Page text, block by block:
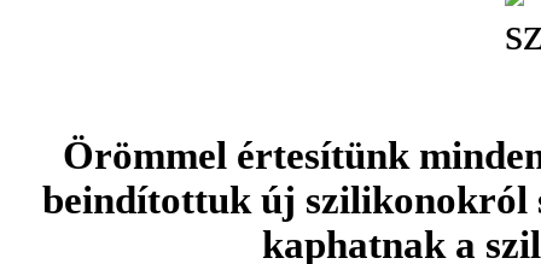
Örömmel értesítünk
beindítottuk új szilikonokról
kaphatnak a